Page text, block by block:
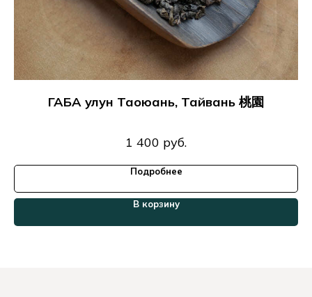
ГАБА улун Таоюань, Тайвань 桃園
1 400 руб.
Подробнее
В корзину